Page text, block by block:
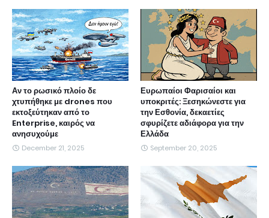
Αν το ρωσικό πλοίο δε
χτυπήθηκε με drones που
εκτοξεύτηκαν από το
Enterprise, καιρός να
ανησυχούμε
December 21, 2025
Ευρωπαίοι Φαρισαίοι και
υποκριτές: Ξεσηκώνεστε για
την Εσθονία, δεκαετίες
σφυρίζετε αδιάφορα για την
Ελλάδα
September 20, 2025